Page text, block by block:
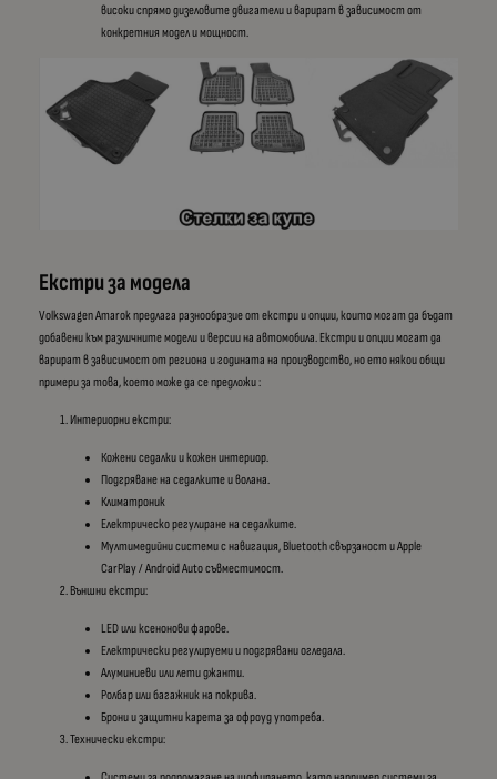
високи спрямо дизеловите двигатели и варират в зависимост от
конкретния модел и мощност.
Екстри за модела
Volkswagen Amarok предлага разнообразие от екстри и опции, които могат да бъдат
добавени към различните модели и версии на автомобила. Екстри и опции могат да
варират в зависимост от региона и годината на производство, но ето някои общи
примери за това, което може да се предложи :
Интериорни екстри:
Кожени седалки и кожен интериор.
Подгряване на седалките и волана.
Климатроник
Електрическо регулиране на седалките.
Мултимедийни системи с навигация, Bluetooth свързаност и Apple
CarPlay / Android Auto съвместимост.
Външни екстри:
LED или ксенонови фарове.
Електрически регулируеми и подгрявани огледала.
Алуминиеви или лети джанти.
Ролбар или багажник на покрива.
Брони и защитни карета за офроуд употреба.
Технически екстри: